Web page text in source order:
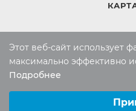
Этот веб-сайт использует
максимально эффективно
Подробнее